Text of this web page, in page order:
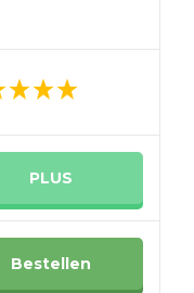
PLUS
Bestellen